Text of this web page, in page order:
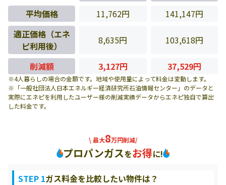
平均価格
11,762円
141,147円
適正価格（エネ
ピ利用後）
8,635円 103,618円
削減額 3,127円 37,529円
※4人暮らしの場合の金額です。地域や使用量によって料金は変動します。
※「一般社団法人日本エネルギー経済研究所石油情報センター」のデータと
実際にエネピを利用したユーザー様の削減実績データからエネピ独自で算出
した料金です。
\ 最大8万円削減/
プロパンガスをお得に!
STEP 1ガス料金を比較したい物件は？